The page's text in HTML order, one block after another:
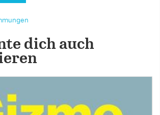
dich auch